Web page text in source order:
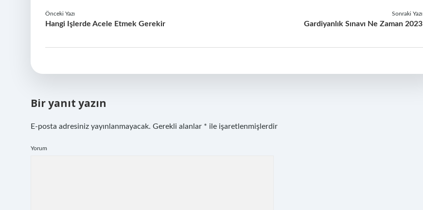
Önceki Yazı
Hangi Işlerde Acele Etmek Gerekir
Sonraki Yazı
Gardiyanlık Sınavı Ne Zaman 2023
Bir yanıt yazın
E-posta adresiniz yayınlanmayacak. Gerekli alanlar * ile işaretlenmişlerdir
Yorum